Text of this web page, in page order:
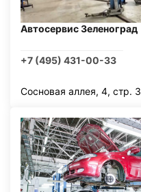
Автосервис Зеленоград
+7 (495) 431-00-33
Сосновая аллея, 4, стр. 3